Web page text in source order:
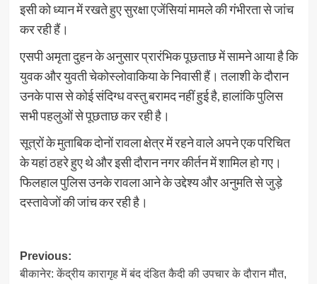
इसी को ध्यान में रखते हुए सुरक्षा एजेंसियां मामले की गंभीरता से जांच
कर रही हैं।
एसपी अमृता दुहन के अनुसार प्रारंभिक पूछताछ में सामने आया है कि
युवक और युवती चेकोस्लोवाकिया के निवासी हैं। तलाशी के दौरान
उनके पास से कोई संदिग्ध वस्तु बरामद नहीं हुई है, हालांकि पुलिस
सभी पहलुओं से पूछताछ कर रही है।
सूत्रों के मुताबिक दोनों रावला क्षेत्र में रहने वाले अपने एक परिचित
के यहां ठहरे हुए थे और इसी दौरान नगर कीर्तन में शामिल हो गए।
फिलहाल पुलिस उनके रावला आने के उद्देश्य और अनुमति से जुड़े
दस्तावेजों की जांच कर रही है।
Post
Previous:
बीकानेर: केंद्रीय कारागृह में बंद दंडित कैदी की उपचार के दौरान मौत,